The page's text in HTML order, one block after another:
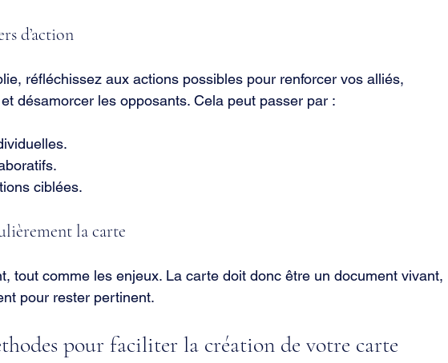
d’action
réfléchissez aux actions possibles pour renforcer vos alliés,
désamorcer les opposants. Cela peut passer par :
ciblées.
la carte
tout comme les enjeux. La carte doit donc être un document vivant,
pour rester pertinent.
pour faciliter la création de votre carte